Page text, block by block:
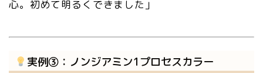
心。初めて明るくできました」
実例③：ノンジアミン1プロセスカラー